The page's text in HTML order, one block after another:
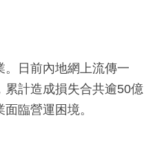
日前內地網上流傳一
計造成損失合共逾50億
臨營運困境。